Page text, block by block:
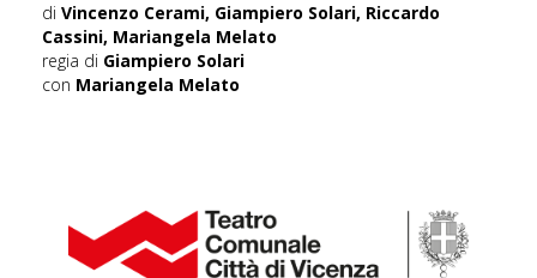
di Vincenzo Cerami, Giampiero Solari, Riccardo
Cassini, Mariangela Melato
regia di Giampiero Solari
con Mariangela Melato